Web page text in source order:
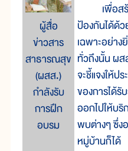
ผู้สื่อ
ข่าวสาร
สาธารณสุข
(ผสส.)
กำลังรับ
การฝึก
อบรม
เพื่อสร้า
ป้องกันได้ด้
เฉพาะอย่า
ทั่วถึงนั้น ผส
จะชี้แจงให้
ของการได้รั
ออกไปให้บ
พบต่างๆ ซึ่ง
หมู่บ้านก็ได้